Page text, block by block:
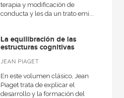
terapia y modificación de
conducta y les da un trato emi...
La equilibración de las
estructuras cognitivas
JEAN PIAGET
En este volumen clásico, Jean
Piaget trata de explicar el
desarrollo y la formación del